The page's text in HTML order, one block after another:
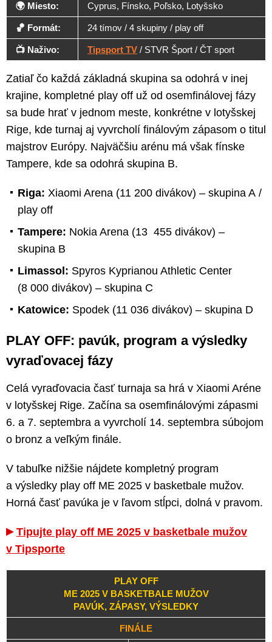
🌍 Miesto: Cyprus, Fínsko, Poľsko, Lotyšsko
🏀 Formát: 24 tímov / 4 skupiny / play off
📺 Naživo: Tipsport TV / STVR Šport / ČT sport
Zatiaľ čo každá základná skupina sa odohrá v inej
krajine, kompletné play off už od osemfinálovej fázy
sa bude hrať v jednom meste, konkrétne v lotyšskej
Rige, kde turnaj aj vyvrcholí finálovým zápasom o titul
majstrov Európy. Najväčšiu arénu má však fínske
Tampere, kde sa odohrá skupina B.
Riga: Xiaomi Arena (11 200 divákov) – skupina A /
play off
Tampere: Nokia Arena (13 455 divákov) –
skupina B
Limassol: Spyros Kyprianou Athletic Center
(8 000 divákov) – skupina C
Katowice: Spodek (11 036 divákov) – skupina D
PLAY OFF: pavúk, program a výsledky
vyraďovacej fázy
Celá vyraďovacia časť turnaja sa hrá v Xiaomi Aréne
v lotyšskej Rige. Začína sa osemfinálovými zápasmi
6. a 7. septembra a vyvrcholí 14. septembra súbojom
o bronz a veľkým finále.
V tabuľke nižšie nájdete kompletný program
a výsledky play off ME 2025 v basketbale mužov.
Horná časť pavúka je v ľavom stĺpci, dolná v pravom.
Tipujte play off ME 2025 v basketbale mužov
v Tipsporte
PLAY OFF
ME 2025 V BASKETBALE MUŽOV
PAVÚK, ZÁPASY, VÝSLEDKY
FINÁLE